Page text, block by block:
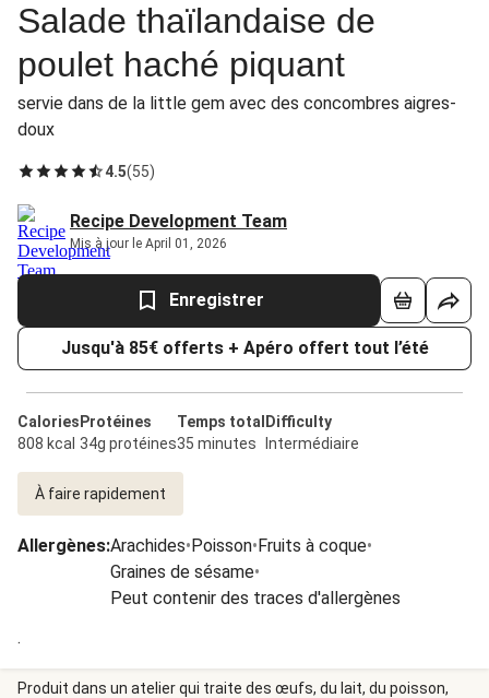
Salade thaïlandaise de
poulet haché piquant
servie dans de la little gem avec des concombres aigres-
doux
4.5(55)
Recipe Development Team
Mis à jour le April 01, 2026
Enregistrer
Jusqu'à 85€ offerts + Apéro offert tout l’été
Calories
808 kcal
Protéines
34g protéines
Temps total
35 minutes
Difficulty
Intermédiaire
À faire rapidement
Allergènes:Arachides•Poisson•Fruits à coque•
Graines de sésame•
Peut contenir des traces d'allergènes
.
Produit dans un atelier qui traite des œufs, du lait, du poisson,